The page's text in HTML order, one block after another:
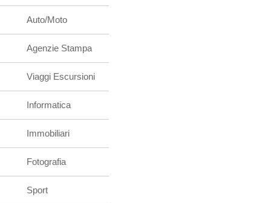
Auto/Moto
Agenzie Stampa
Viaggi Escursioni
Informatica
Immobiliari
Fotografia
Sport